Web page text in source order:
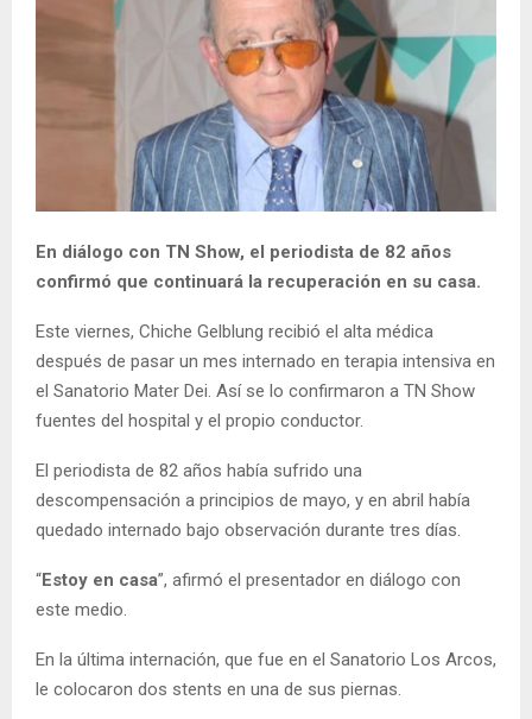
En diálogo con TN Show, el periodista de 82 años
confirmó que continuará la recuperación en su casa.
Este viernes, Chiche Gelblung recibió el alta médica
después de pasar un mes internado en terapia intensiva en
el Sanatorio Mater Dei. Así se lo confirmaron a TN Show
fuentes del hospital y el propio conductor.
El periodista de 82 años había sufrido una
descompensación a principios de mayo, y en abril había
quedado internado bajo observación durante tres días.
“Estoy en casa”, afirmó el presentador en diálogo con
este medio.
En la última internación, que fue en el Sanatorio Los Arcos,
le colocaron dos stents en una de sus piernas.